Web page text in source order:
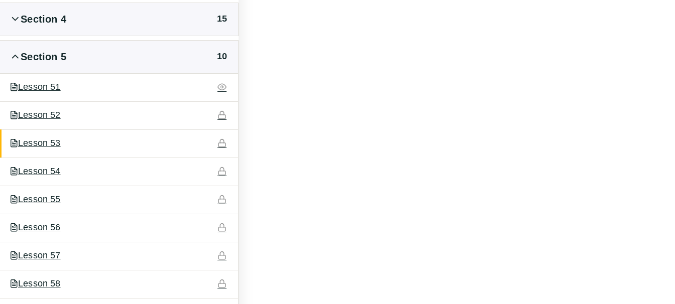
Section 4 15
Section 5 10
Lesson 51
Lesson 52
Lesson 53
Lesson 54
Lesson 55
Lesson 56
Lesson 57
Lesson 58